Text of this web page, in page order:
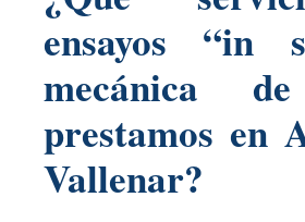
ensayos “in
mecánica
prestamos en
Vallenar?